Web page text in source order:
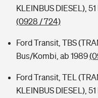
KLEINBUS DIESEL),
(0928 / 724)
Ford Transit, TBS
Bus/Kombi, ab 1989
Ford Transit, TEL
KLEINBUS DIESEL),